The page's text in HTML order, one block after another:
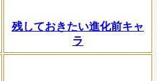
残しておきたい進化前キャ
ラ